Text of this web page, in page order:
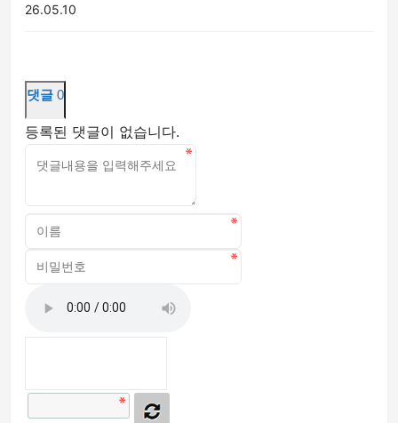
26.05.10
댓글 0
등록된 댓글이 없습니다.